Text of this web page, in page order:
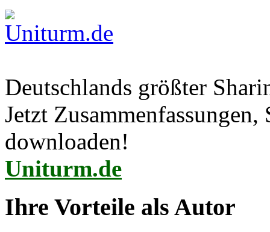
Deutschlands größter
Jetzt
downloaden!
Uniturm.de
Ihre Vorteile als Autor